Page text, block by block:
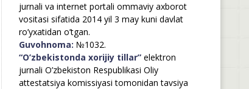
jurnali va internet portali ommaviy axborot
vositasi sifatida 2014 yil 3 may kuni davlat
ro’yxatidan o’tgan.
Guvohnoma: №1032.
“O’zbekistonda xorijiy tillar”elektron
jurnali O’zbekiston Respublikasi Oliy
attestatsiya komissiyasi tomonidan tavsiya